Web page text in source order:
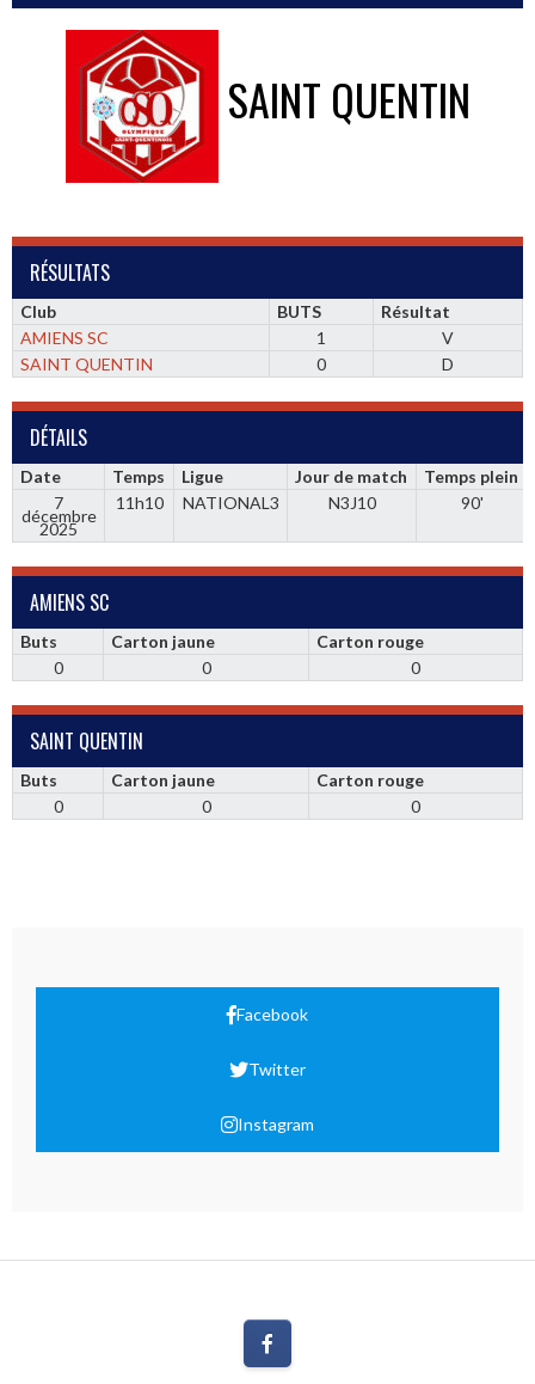
SAINT QUENTIN
RÉSULTATS
Club BUTS
Résultat
AMIENS SC
1
V
SAINT QUENTIN
0 D
DÉTAILS
Date Temps Ligue Jour de match
Temps plein
7
décembre
2025
11h10 NATIONAL3 N3J10 90'
AMIENS SC
Buts Carton jaune
Carton rouge
0
0 0
SAINT QUENTIN
Buts Carton jaune
Carton rouge
0
0 0
Facebook
Twitter
Instagram